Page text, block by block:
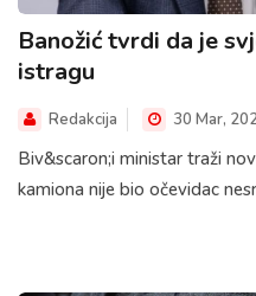
Banožić tvrdi da je
istragu
Redakcija 30 Mar,
Biv&scaron;i ministar traži
kamiona nije bio očevidac